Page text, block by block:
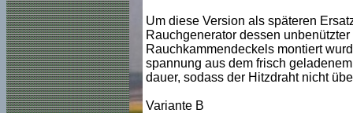
Um diese Version als späteren
Rauchgenerator dessen
Rauchkammendeckels montiert
spannung aus dem frisch
dauer, sodass der Hitzdraht nicht
Variante B